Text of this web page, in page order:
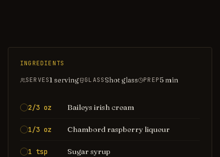
INGREDIENTS
SERVES1 serving GLASSShot glass PREP5 min
2/3 oz Baileys irish cream
1/3 oz Chambord raspberry liqueur
1 tsp Sugar syrup